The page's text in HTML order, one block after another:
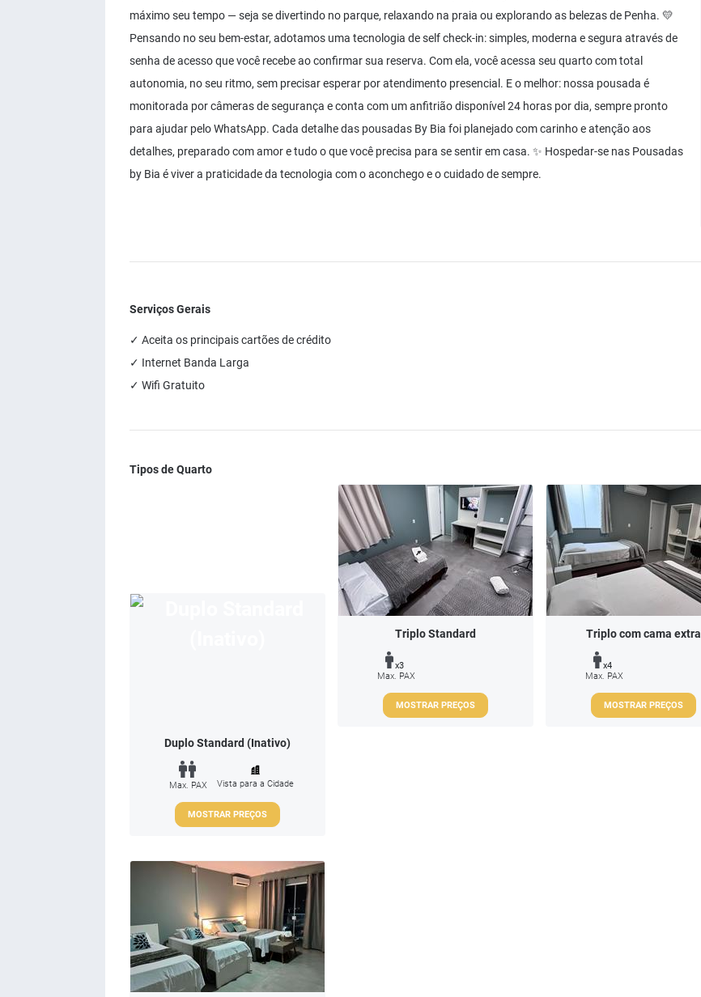
máximo seu tempo — seja se divertindo no parque, relaxando na praia ou explorando as belezas de Penha. 💛
Pensando no seu bem-estar, adotamos uma tecnologia de self check-in: simples, moderna e segura através de
senha de acesso que você recebe ao confirmar sua reserva. Com ela, você acessa seu quarto com total
autonomia, no seu ritmo, sem precisar esperar por atendimento presencial. E o melhor: nossa pousada é
monitorada por câmeras de segurança e conta com um anfitrião disponível 24 horas por dia, sempre pronto
para ajudar pelo WhatsApp. Cada detalhe das pousadas By Bia foi planejado com carinho e atenção aos
detalhes, preparado com amor e tudo o que você precisa para se sentir em casa. ✨ Hospedar-se nas Pousadas
by Bia é viver a praticidade da tecnologia com o aconchego e o cuidado de sempre.
Serviços Gerais
✓ Aceita os principais cartões de crédito
✓ Internet Banda Larga
✓ Wifi Gratuito
Tipos de Quarto
Duplo Standard (Inativo)
Max. PAX Vista para a Cidade
MOSTRAR PREÇOS
Triplo Standard
x3
Max. PAX
MOSTRAR PREÇOS
Triplo com cama extra
x4
Max. PAX
MOSTRAR PREÇOS